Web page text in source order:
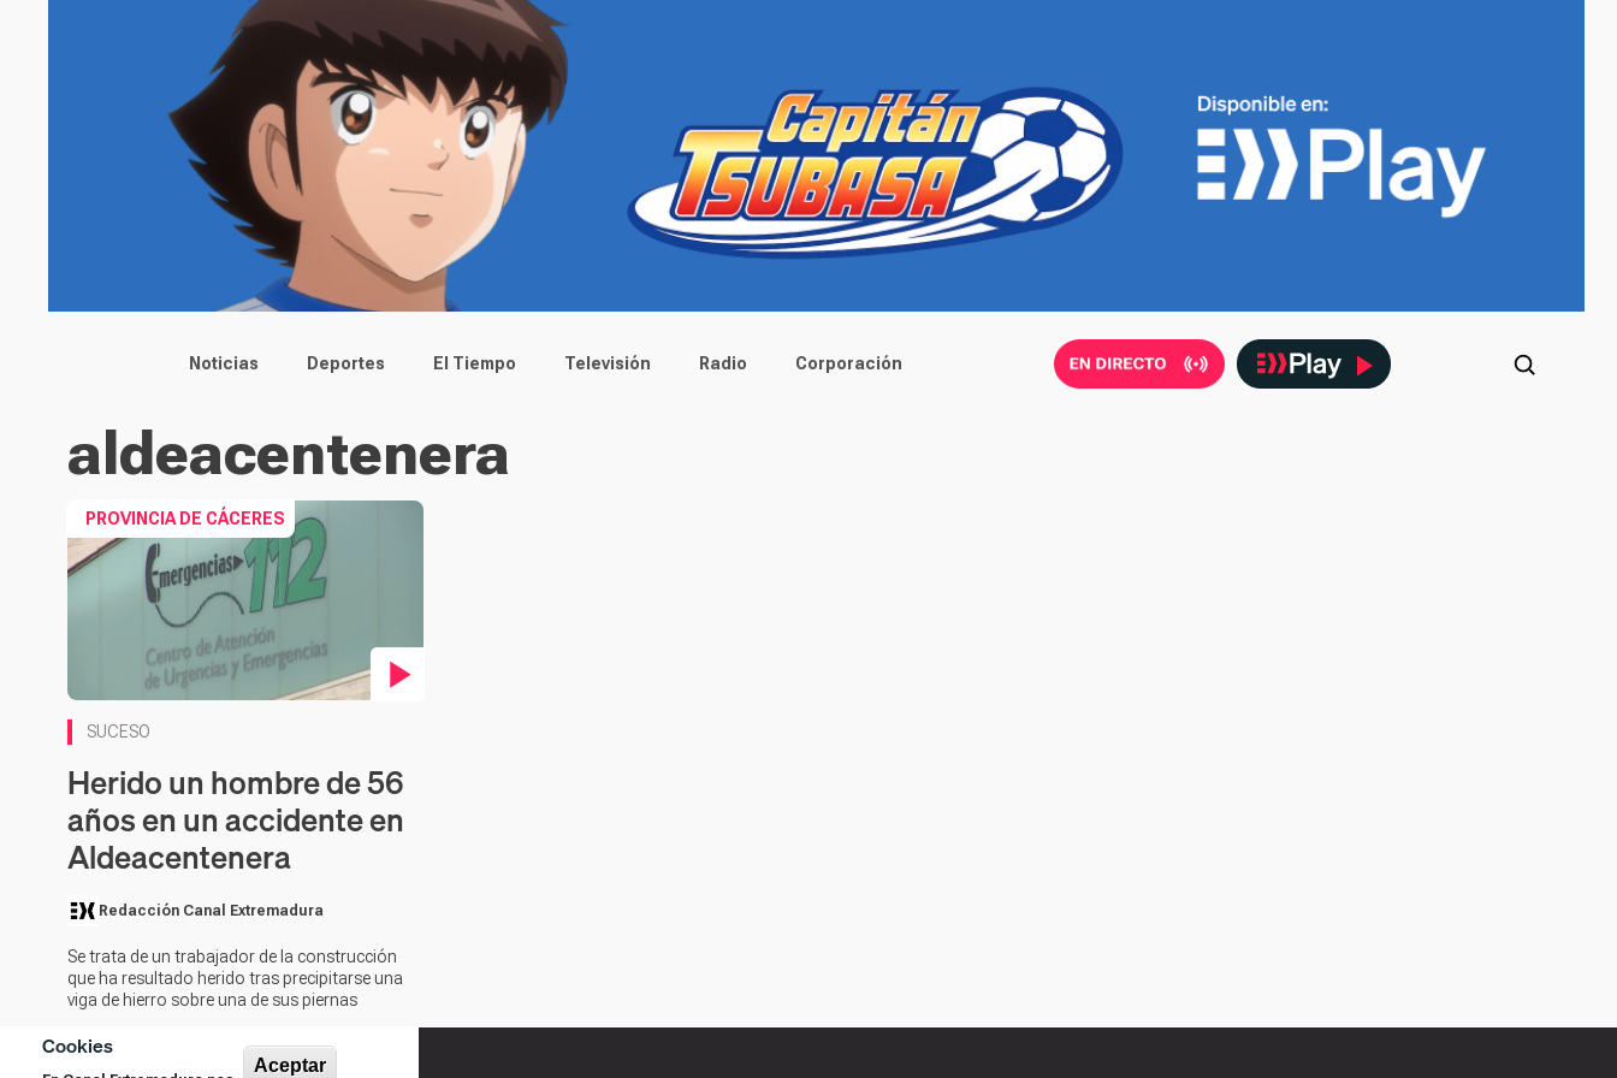
Cookies
Aceptar
Main menu
Noticias Deportes El Tiempo Televisión Radio Corporación
aldeacentenera
PROVINCIA DE CÁCERES
SUCESO
Herido un hombre de 56
años en un accidente en
Aldeacentenera
Redacción Canal Extremadura
Se trata de un trabajador de la construcción
que ha resultado herido tras precipitarse una
viga de hierro sobre una de sus piernas